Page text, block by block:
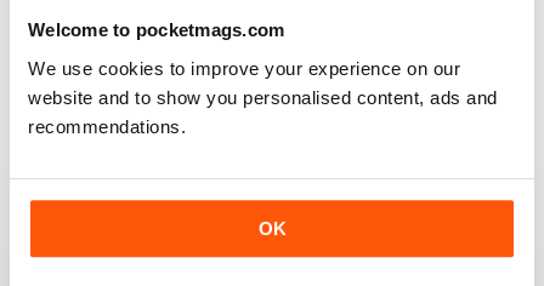
Welcome to pocketmags.com
We use cookies to improve your experience on our
website and to show you personalised content, ads and
recommendations.
OK
Best Mag for Non League Players making the